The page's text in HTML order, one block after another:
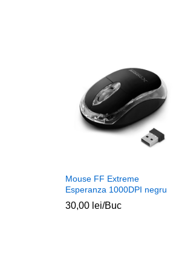
Mouse FF Extreme
Esperanza 1000DPI negru
30,00 lei/Buc